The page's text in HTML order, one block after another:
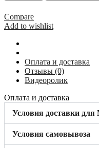
лестниц
12-
18
ступ
KRAUSE
817334
Compare
Add to wishlist
Оплата и доставка
Отзывы (0)
Видеоролик
Оплата и доставка
Условия доставки
Условия самовывоза